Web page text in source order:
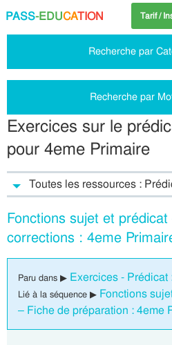
PASS-EDUCATION Tarif /
Recherche par
Recherche par
Exercices sur le
pour 4eme Primaire
Toutes les ressources :
Fonctions sujet et
corrections : 4eme
Paru dans ▶ Exercices - Prédicat
Lié à la séquence ▶ Fonctions
– Fiche de préparation : 4eme